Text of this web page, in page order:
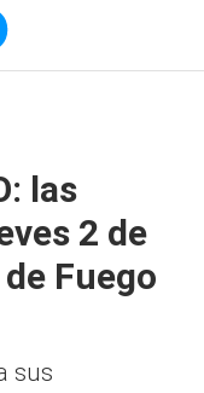
las
2 de
Fuego
sus